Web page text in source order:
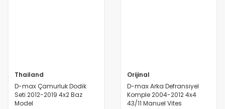
Thailand
D-max Çamurluk Dodik
Seti 2012-2019 4x2 Baz
Model
Orijinal
D-max Arka Defransiyel
Komple 2004-2012 4x4
43/11 Manuel Vites